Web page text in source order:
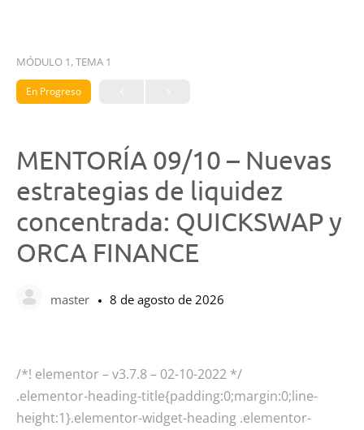
MÓDULO 1, TEMA 1
En Progreso
MENTORÍA 09/10 – Nuevas
estrategias de liquidez
concentrada: QUICKSWAP y
ORCA FINANCE
master 8 de agosto de 2026
/*! elementor – v3.7.8 – 02-10-2022 */
.elementor-heading-title{padding:0;margin:0;line-
height:1}.elementor-widget-heading .elementor-